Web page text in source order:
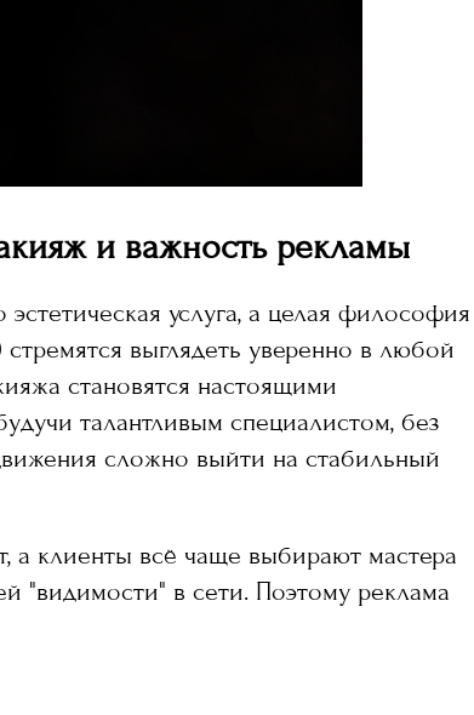
и важность рекламы
услуга, а целая философия
выглядеть уверенно в любой
становятся настоящими
талантливым специалистом, без
сложно выйти на стабильный
а клиенты всё чаще выбирают мастера
"видимости" в сети. Поэтому реклама